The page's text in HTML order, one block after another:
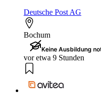
Deutsche Post AG
Bochum
Keine Ausbildung
vor etwa 9 Stunden